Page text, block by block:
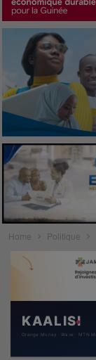
Home Politique